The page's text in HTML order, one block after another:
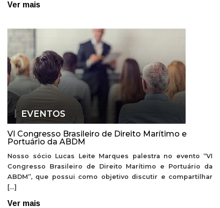
Ver mais
EVENTOS
VI Congresso Brasileiro de Direito Marítimo e
Portuário da ABDM
Nosso sócio Lucas Leite Marques palestra no evento “VI
Congresso Brasileiro de Direito Marítimo e Portuário da
ABDM”, que possui como objetivo discutir e compartilhar
[…]
Ver mais